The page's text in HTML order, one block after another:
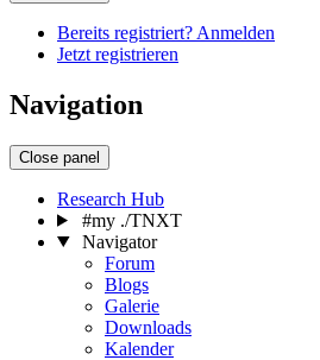
Bereits registriert? Anmelden
Jetzt registrieren
Navigation
Close panel
Research Hub
#my ./TNXT
Navigator
Forum
Blogs
Galerie
Downloads
Kalender